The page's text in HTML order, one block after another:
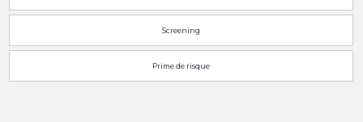
Screening
Prime de risque